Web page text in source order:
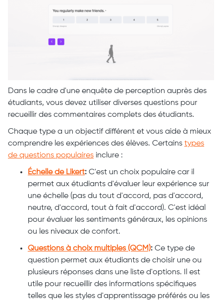
Dans le cadre d'une enquête de perception auprès des
étudiants, vous devez utiliser diverses questions pour
recueillir des commentaires complets des étudiants.
Chaque type a un objectif différent et vous aide à mieux
comprendre les expériences des élèves. Certains types
de questions populaires inclure :
Échelle de Likert: C'est un choix populaire car il
permet aux étudiants d'évaluer leur expérience sur
une échelle (pas du tout d'accord, pas d'accord,
neutre, d'accord, tout à fait d'accord). C'est idéal
pour évaluer les sentiments généraux, les opinions
ou les niveaux de confort.
Questions à choix multiples (QCM): Ce type de
question permet aux étudiants de choisir une ou
plusieurs réponses dans une liste d'options. Il est
utile pour recueillir des informations spécifiques
telles que les styles d'apprentissage préférés ou les